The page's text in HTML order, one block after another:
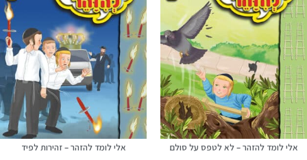
אלי לומד להזהר – לא לטפס על סולם אלי לומד להזהר – זהירות לפיד